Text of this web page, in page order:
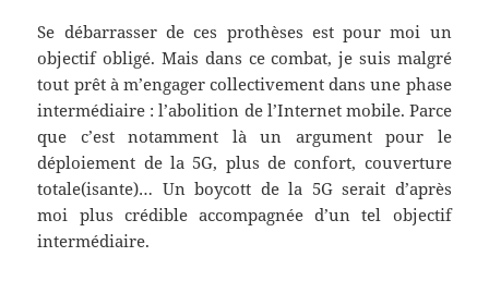
Se débarrasser de ces prothèses est pour moi un
objectif obligé. Mais dans ce combat, je suis malgré
tout prêt à m’engager collectivement dans une phase
intermédiaire : l’abolition de l’Internet mobile. Parce
que c’est notamment là un argument pour le
déploiement de la 5G, plus de confort, couverture
totale(isante)… Un boycott de la 5G serait d’après
moi plus crédible accompagnée d’un tel objectif
intermédiaire.